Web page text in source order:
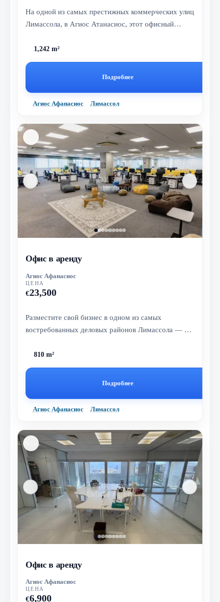
На одной из самых престижных коммерческих улиц
Лимассола, в Агиос Атанасиос, этот офисный
1,242 m²
Подробнее
Агиос Афанасиос Лимассол
Офис в аренду
Агиос Афанасиос
ЦЕНА
€23,500
Разместите свой бизнес в одном из самых
востребованных деловых районов Лимассола — в
810 m²
Подробнее
Агиос Афанасиос Лимассол
Офис в аренду
Агиос Афанасиос
ЦЕНА
€6,900